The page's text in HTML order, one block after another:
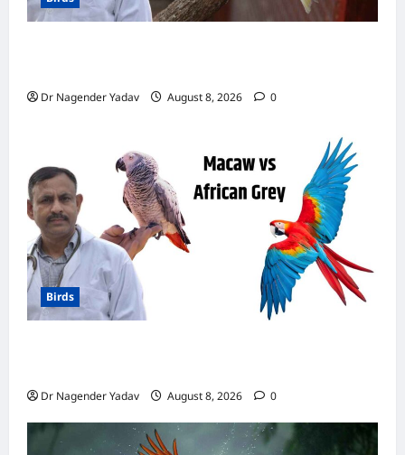
Dr Nagender Yadav August 8, 2026 0
Birds
Dr Nagender Yadav August 8, 2026 0